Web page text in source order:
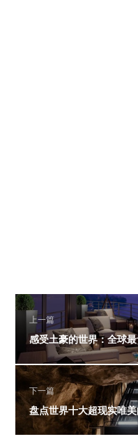
上一篇
感受土豪的世界：全球
下一篇
盘点世界十大超现实唯